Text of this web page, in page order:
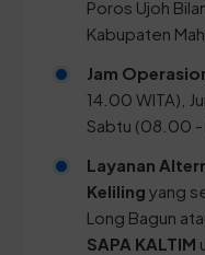
Poros Ujoh
Kabupaten
Jam
14.00 WITA),
Sabtu (08.00 -
Layanan
Keliling yang
Long Bagun
SAPA KALTIM